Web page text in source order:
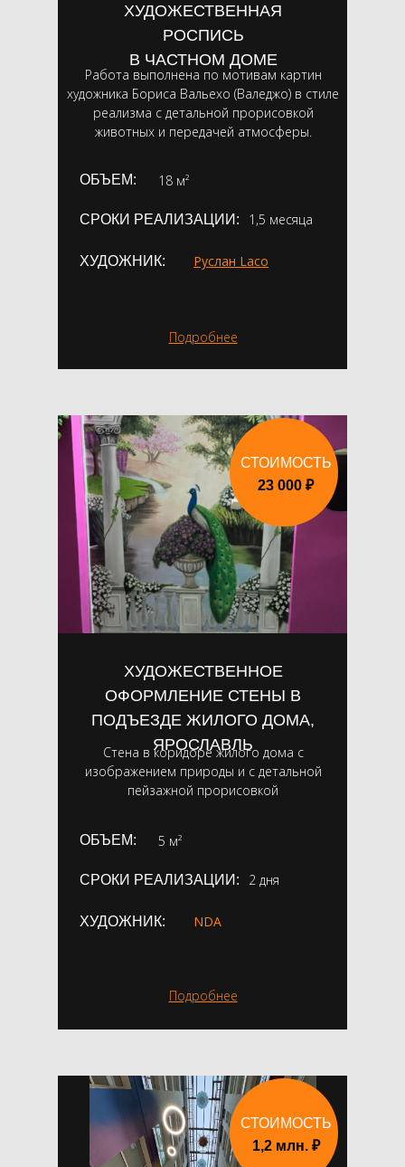
ХУДОЖЕСТВЕННАЯ
РОСПИСЬ
В ЧАСТНОМ ДОМЕ
Работа выполнена по мотивам картин
художника Бориса Вальехо (Валеджо) в стиле
реализма с детальной прорисовкой
животных и передачей атмосферы.
18 м²
СРОКИ РЕАЛИЗАЦИИ: 1,5 месяца
ХУДОЖНИК: Руслан Laco
ОБЪЕМ:
Подробнее
ХУДОЖЕСТВЕННОЕ
ОФОРМЛЕНИЕ СТЕНЫ В
ПОДЪЕЗДЕ ЖИЛОГО ДОМА,
ЯРОСЛАВЛЬ
Стена в коридоре жилого дома с
изображением природы и с детальной
пейзажной прорисовкой
5 м²
СРОКИ РЕАЛИЗАЦИИ: 2 дня
ХУДОЖНИК: NDA
СТОИМОСТЬ
23 000 ₽
ОБЪЕМ:
Подробнее
СТОИМОСТЬ
1,2 млн. ₽